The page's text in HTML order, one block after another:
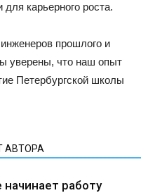
карьерного роста.
прошлого и
уверены, что наш опыт
Петербургской школы
АВТОРА
работу